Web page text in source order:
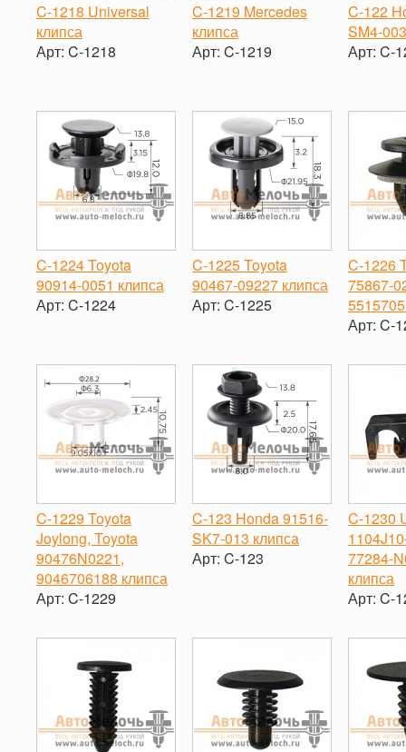
C-1218 Universal
клипса
Арт: C-1218
C-1219 Mercedes
клипса
Арт: C-1219
C-122
SM4-
Арт: C-
C-1224 Toyota
90914-0051 клипса
Арт: C-1224
C-1225 Toyota
90467-09227 клипса
Арт: C-1225
C-1226
75867-
Арт: C-
-
C-1229 Toyota
Joylong, Toyota
90476N0221,
9046706188 клипса
Арт: C-1229
-
+
C-123 Honda 91516-
SK7-013 клипса
Арт: C-123
C-1230
77284-
клипса
Арт: C-
-